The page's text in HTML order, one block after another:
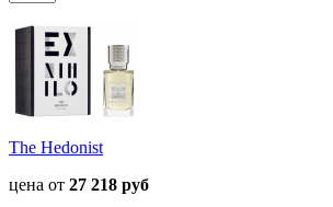
The Hedonist
цена от 27 218 руб